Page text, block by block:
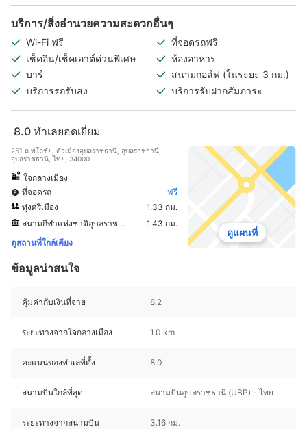
บริการ/สิ่งอำนวยความสะดวกอื่นๆ
Wi-Fi ฟรี
ที่จอดรถฟรี
เช็คอิน/เช็คเอาต์ด่วนพิเศษ
ห้องอาหาร
บาร์
สนามกอล์ฟ (ในระยะ 3 กม.)
บริการรถรับส่ง
บริการรับฝากสัมภาระ
8.0 ทำเลยอดเยี่ยม
251 ถ.พโลชัย, ตัวเมืองอุบลราชธานี, อุบลราชธานี,
อุบลราชธานี, ไทย, 34000
ใจกลางเมือง
ที่จอดรถ
ฟรี
ทุ่งศรีเมือง
1.33 กม.
สนามกีฬาแห่งชาติอุบลราชธานี
1.43 กม.
ดูสถานที่ใกล้เคียง
ดูแผนที่
ข้อมูลน่าสนใจ
คุ้มค่ากับเงินที่จ่าย 8.2
ระยะทางจากใจกลางเมือง 1.0 km
คะแนนของทำเลที่ตั้ง 8.0
สนามบินใกล้ที่สุด สนามบินอุบลราชธานี (UBP) - ไทย
ระยะทางจากสนามบิน 3.16 กม.